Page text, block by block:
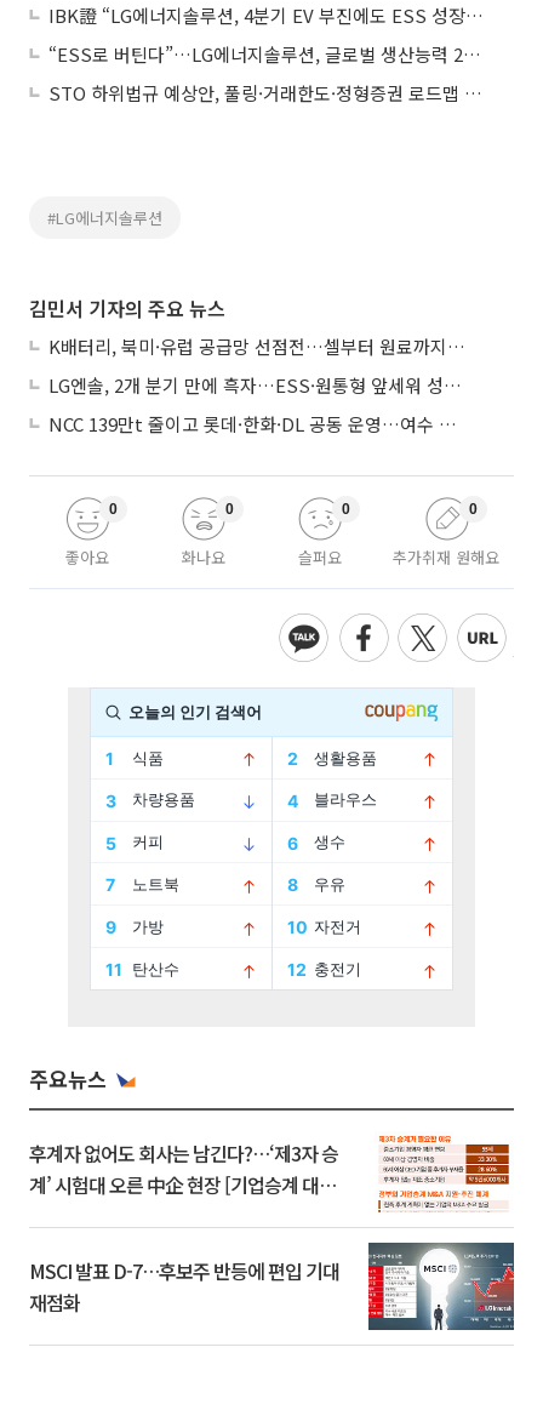
IBK證 “LG에너지솔루션, 4분기 EV 부진에도 ESS 성장…목표주가 56만원 유지”
“ESS로 버틴다”…LG에너지솔루션, 글로벌 생산능력 2배 확대
STO 하위법규 예상안, 풀링·거래한도·정형증권 로드맵 제시
#LG에너지솔루션
김민서 기자의 주요 뉴스
K배터리, 북미·유럽 공급망 선점전…셀부터 원료까지 현지화
LG엔솔, 2개 분기 만에 흑자…ESS·원통형 앞세워 성장 가속
NCC 139만t 줄이고 롯데·한화·DL 공동 운영…여수 1호 본궤도
좋아요
0
화나요
0
슬퍼요
0
추가취재 원해요
0
주요뉴스
후계자 없어도 회사는 남긴다?…‘제3자 승
계’ 시험대 오른 中企 현장 [기업승계 대전
MSCI 발표 D-7…후보주 반등에 편입 기대
재점화